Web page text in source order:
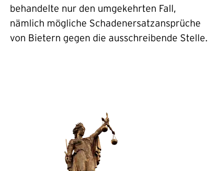
behandelte nur den umgekehrten Fall,
nämlich mögliche Schadenersatzansprüche
von Bietern gegen die ausschreibende Stelle.